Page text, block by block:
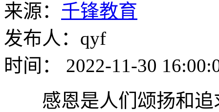
来源： 千锋教育
发布人：qyf
时间： 2022-11-30
感恩是人们颂扬和追